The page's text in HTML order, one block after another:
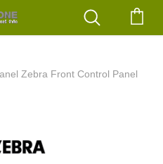
Zebra Front Control Panel